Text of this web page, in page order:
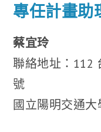
專任計畫助
蔡宜玲
聯絡地址：112
號
國立陽明交通